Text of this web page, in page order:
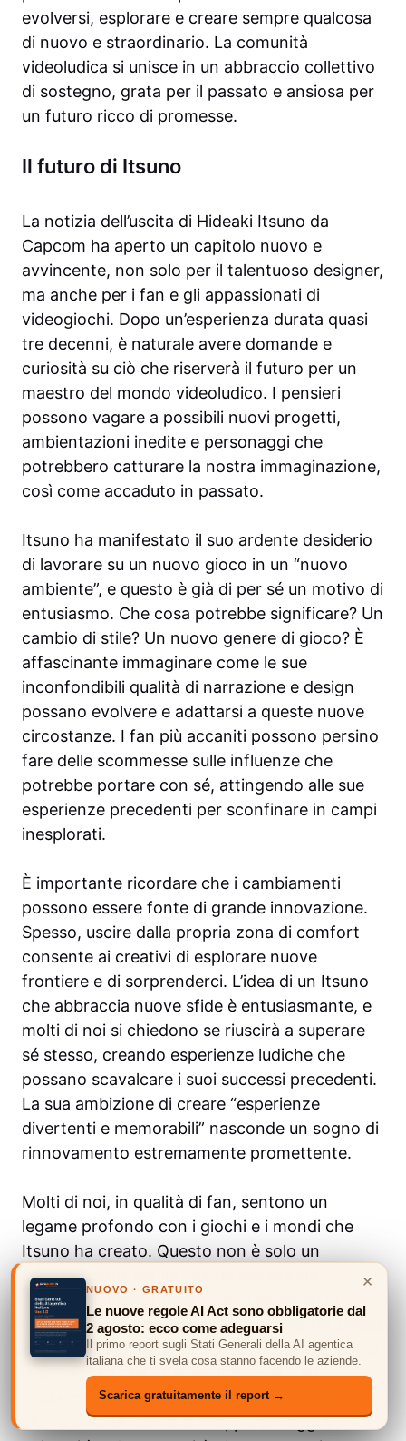
evolversi, esplorare e creare sempre qualcosa
di nuovo e straordinario. La comunità
videoludica si unisce in un abbraccio collettivo
di sostegno, grata per il passato e ansiosa per
un futuro ricco di promesse.
Il futuro di Itsuno
La notizia dell’uscita di Hideaki Itsuno da
Capcom ha aperto un capitolo nuovo e
avvincente, non solo per il talentuoso designer,
ma anche per i fan e gli appassionati di
videogiochi. Dopo un’esperienza durata quasi
tre decenni, è naturale avere domande e
curiosità su ciò che riserverà il futuro per un
maestro del mondo videoludico. I pensieri
possono vagare a possibili nuovi progetti,
ambientazioni inedite e personaggi che
potrebbero catturare la nostra immaginazione,
così come accaduto in passato.
Itsuno ha manifestato il suo ardente desiderio
di lavorare su un nuovo gioco in un “nuovo
ambiente”, e questo è già di per sé un motivo di
entusiasmo. Che cosa potrebbe significare? Un
cambio di stile? Un nuovo genere di gioco? È
affascinante immaginare come le sue
inconfondibili qualità di narrazione e design
possano evolvere e adattarsi a queste nuove
circostanze. I fan più accaniti possono persino
fare delle scommesse sulle influenze che
potrebbe portare con sé, attingendo alle sue
esperienze precedenti per sconfinare in campi
inesplorati.
È importante ricordare che i cambiamenti
possono essere fonte di grande innovazione.
Spesso, uscire dalla propria zona di comfort
consente ai creativi di esplorare nuove
frontiere e di sorprenderci. L’idea di un Itsuno
che abbraccia nuove sfide è entusiasmante, e
molti di noi si chiedono se riuscirà a superare
sé stesso, creando esperienze ludiche che
possano scavalcare i suoi successi precedenti.
La sua ambizione di creare “esperienze
divertenti e memorabili” nasconde un sogno di
rinnovamento estremamente promettente.
Molti di noi, in qualità di fan, sentono un
legame profondo con i giochi e i mondi che
Itsuno ha creato. Questo non è solo un
cambiamento per lui, ma un potenziale
rimaneggiamento delle nostre esperienze
ludiche future. Pensiamo a quanto fertile possa
essere la sua creatività in nuovi contesti, come
le avventure che ci attendono con il suo
prossimo progetto. La prospettiva di assistere
alla nascita di nuove storie, personaggi e
×
NUOVO · GRATUITO
Le nuove regole AI Act sono obbligatorie dal
2 agosto: ecco come adeguarsi
Il primo report sugli Stati Generali della AI agentica
italiana che ti svela cosa stanno facendo le aziende.
Scarica gratuitamente il report →